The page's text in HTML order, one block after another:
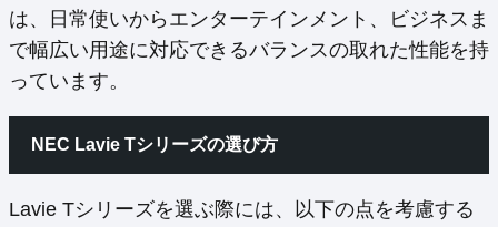
は、日常使いからエンターテインメント、ビジネスま
で幅広い用途に対応できるバランスの取れた性能を持
っています。
NEC Lavie Tシリーズの選び方
Lavie Tシリーズを選ぶ際には、以下の点を考慮する